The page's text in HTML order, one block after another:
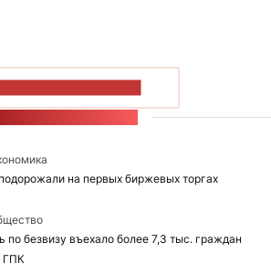
на первых биржевых торгах
по безвизу въехало более 7,3 тыс. граждан
ГПК